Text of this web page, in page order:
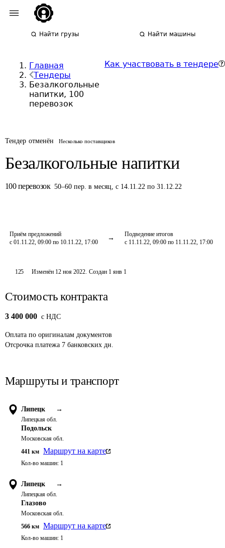
Найти грузы Найти машины
Главная
Тендеры
Безалкогольные
напитки, 100
перевозок
Как участвовать в тендере
Тендер отменён Несколько поставщиков
Безалкогольные напитки
100 перевозок 50–60 пер. в месяц,с 14.11.22 по 31.12.22
Приём предложений
с 01.11.22, 09:00 по 10.11.22, 17:00
Подведение итогов
с 11.11.22, 09:00 по 11.11.22, 17:00
125 Изменён 12 ноя 2022. Создан 1 янв 1
Стоимость контракта
3 400 000 c НДС
Оплата по оригиналам документов
Отсрочка платежа 7 банковских дн.
Маршруты и транспорт
Липецк →
Липецкая обл.
Подольск
Московская обл.
441 км Маршрут на карте
Кол-во машин: 1
Липецк →
Липецкая обл.
Глазово
Московская обл.
566 км Маршрут на карте
Кол-во машин: 1